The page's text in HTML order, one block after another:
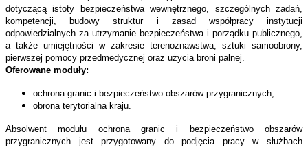
dotyczącą istoty bezpieczeństwa wewnętrznego, szczególnych zadań,
kompetencji, budowy struktur i zasad współpracy instytucji
odpowiedzialnych za utrzymanie bezpieczeństwa i porządku publicznego,
a także umiejętności w zakresie terenoznawstwa, sztuki samoobrony,
pierwszej pomocy przedmedycznej oraz użycia broni palnej.
Oferowane moduły:
ochrona granic i bezpieczeństwo obszarów przygranicznych,
obrona terytorialna kraju.
Absolwent modułu ochrona granic i bezpieczeństwo obszarów
przygranicznych jest przygotowany do podjęcia pracy w służbach